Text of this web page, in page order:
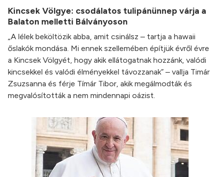
Kincsek Völgye: csodálatos tulipánünnep várja a
Balaton melletti Bálványoson
„A lélek beköltözik abba, amit csinálsz – tartja a hawaii
őslakók mondása. Mi ennek szellemében építjük évről évre
a Kincsek Völgyét, hogy akik ellátogatnak hozzánk, valódi
kincsekkel és valódi élményekkel távozzanak” – vallja Timár
Zsuzsanna és férje Tímár Tibor, akik megálmodták és
megvalósították a nem mindennapi oázist.